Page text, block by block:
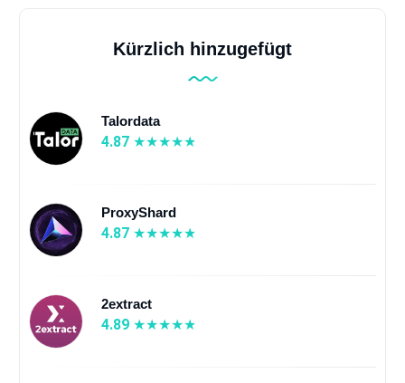
Kürzlich hinzugefügt
Talordata
4.87
ProxyShard
4.87
2extract
4.89